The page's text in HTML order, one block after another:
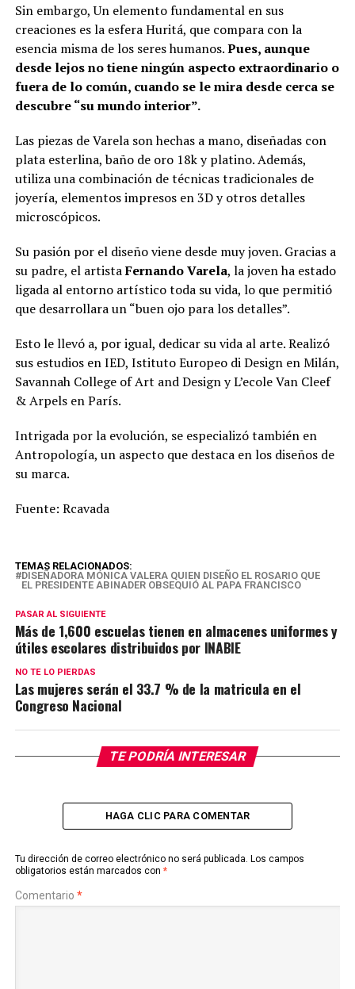
Sin embargo, Un elemento fundamental en sus
creaciones es la esfera Huritá, que compara con la
esencia misma de los seres humanos.Pues, aunque
desde lejos no tiene ningún aspecto extraordinario o
fuera de lo común, cuando se le mira desde cerca se
descubre “su mundo interior”.
Las piezas de Varela son hechas a mano, diseñadas con
plata esterlina, baño de oro 18k y platino. Además,
utiliza una combinación de técnicas tradicionales de
joyería, elementos impresos en 3D y otros detalles
microscópicos.
Su pasión por el diseño viene desde muy joven. Gracias a
su padre, el artistaFernando Varela, la joven ha estado
ligada al entorno artístico toda su vida, lo que permitió
que desarrollara un “buen ojo para los detalles”.
Esto le llevó a, por igual, dedicar su vida al arte. Realizó
sus estudios en IED, Istituto Europeo di Design en Milán,
Savannah College of Art and Design y L’ecole Van Cleef
& Arpels en París.
Intrigada por la evolución, se especializó también en
Antropología, un aspecto que destaca en los diseños de
su marca.
Fuente: Rcavada
TEMAS RELACIONADOS:
DISEÑADORA MÓNICA VALERA QUIEN DISEÑO EL ROSARIO QUE
EL PRESIDENTE ABINADER OBSEQUIÓ AL PAPA FRANCISCO
PASAR AL SIGUIENTE
Más de 1,600 escuelas tienen en almacenes uniformes y
útiles escolares distribuidos por INABIE
NO TE LO PIERDAS
Las mujeres serán el 33.7 % de la matricula en el
Congreso Nacional
TE PODRÍA INTERESAR
HAGA CLIC PARA COMENTAR
Tu dirección de correo electrónico no será publicada. Los campos
obligatorios están marcados con *
Comentario *